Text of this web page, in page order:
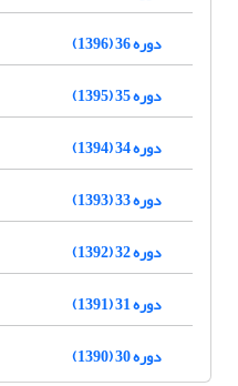
دوره 36 (1396)
دوره 35 (1395)
دوره 34 (1394)
دوره 33 (1393)
دوره 32 (1392)
دوره 31 (1391)
دوره 30 (1390)